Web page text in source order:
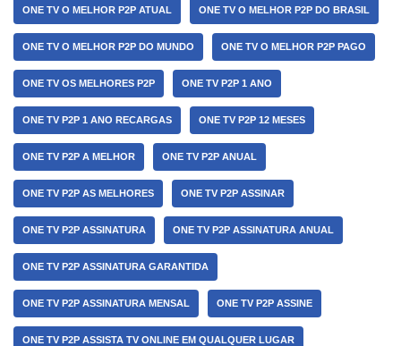
ONE TV O MELHOR P2P ATUAL ONE TV O MELHOR P2P DO BRASIL
ONE TV O MELHOR P2P DO MUNDO ONE TV O MELHOR P2P PAGO
ONE TV OS MELHORES P2P ONE TV P2P 1 ANO
ONE TV P2P 1 ANO RECARGAS ONE TV P2P 12 MESES
ONE TV P2P A MELHOR ONE TV P2P ANUAL
ONE TV P2P AS MELHORES ONE TV P2P ASSINAR
ONE TV P2P ASSINATURA ONE TV P2P ASSINATURA ANUAL
ONE TV P2P ASSINATURA GARANTIDA
ONE TV P2P ASSINATURA MENSAL ONE TV P2P ASSINE
ONE TV P2P ASSISTA TV ONLINE EM QUALQUER LUGAR